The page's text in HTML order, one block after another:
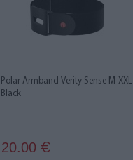
Polar Armband Verity Sense M-XXL
Black
20.00 €